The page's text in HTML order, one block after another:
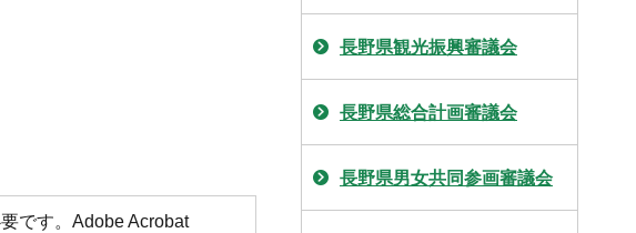
です。Adobe Acrobat
長野県観光振興審議会
長野県総合計画審議会
長野県男女共同参画審議会